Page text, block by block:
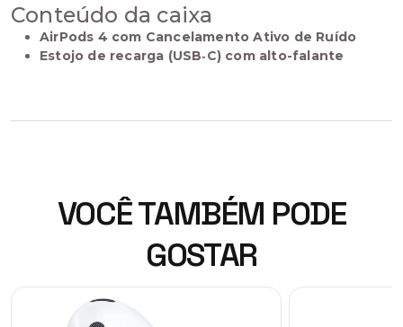
Conteúdo da caixa
AirPods 4 com Cancelamento Ativo de Ruído
Estojo de recarga (USB‑C) com alto-falante
VOCÊ TAMBÉM PODE
GOSTAR